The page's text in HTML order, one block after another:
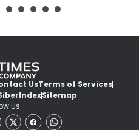
UsTerms of Services
IndexSitemap
Us